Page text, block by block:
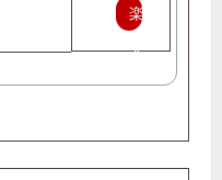
楽
天
で